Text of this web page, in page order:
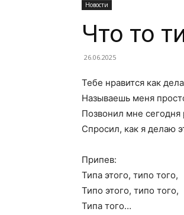
строительства
и
ремонта
Новости
Что то
26.06.2025
Тебе нравится как
Называешь меня
Позвонил мне сегодня
Спросил, как я делаю
Припев:
Типа этого, типо того,
Типо этого, типо того,
Типа того…